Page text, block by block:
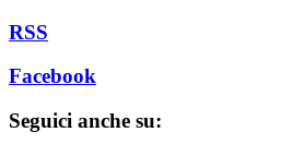
RSS
Facebook
Seguici anche su: